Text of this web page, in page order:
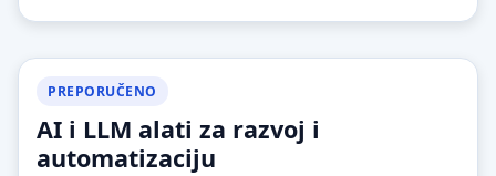
PREPORUČENO
AI i LLM alati za razvoj i
automatizaciju